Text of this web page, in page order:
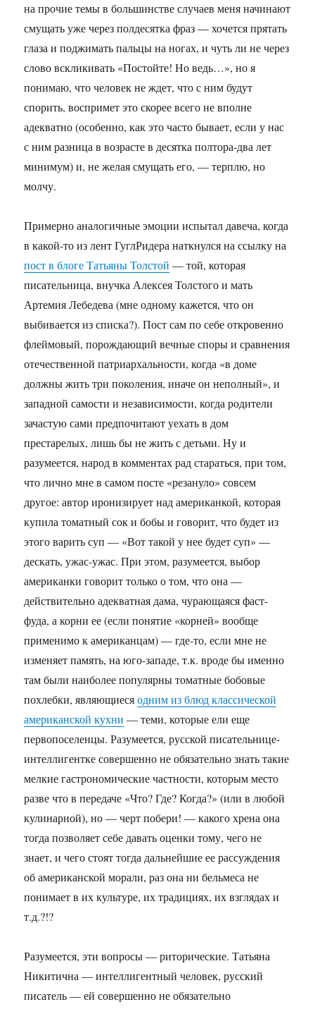
на прочие темы в большинстве случаев меня начинают
смущать уже через полдесятка фраз — хочется прятать
глаза и поджимать пальцы на ногах, и чуть ли не через
слово вскликивать «Постойте! Но ведь…», но я
понимаю, что человек не ждет, что с ним будут
спорить, воспримет это скорее всего не вполне
адекватно (особенно, как это часто бывает, если у нас
с ним разница в возрасте в десятка полтора-два лет
минимум) и, не желая смущать его, — терплю, но
молчу.
Примерно аналогичные эмоции испытал давеча, когда
в какой-то из лент ГуглРидера наткнулся на ссылку на
пост в блоге Татьяны Толстой — той, которая
писательница, внучка Алексея Толстого и мать
Артемия Лебедева (мне одному кажется, что он
выбивается из списка?). Пост сам по себе откровенно
флеймовый, порождающий вечные споры и сравнения
отечественной патриархальности, когда «в доме
должны жить три поколения, иначе он неполный», и
западной самости и независимости, когда родители
зачастую сами предпочитают уехать в дом
престарелых, лишь бы не жить с детьми. Ну и
разумеется, народ в комментах рад стараться, при том,
что лично мне в самом посте «резануло» совсем
другое: автор иронизирует над американкой, которая
купила томатный сок и бобы и говорит, что будет из
этого варить суп — «Вот такой у нее будет суп» —
дескать, ужас-ужас. При этом, разумеется, выбор
американки говорит только о том, что она —
действительно адекватная дама, чурающаяся фаст-
фуда, а корни ее (если понятие «корней» вообще
применимо к американцам) — где-то, если мне не
изменяет память, на юго-западе, т.к. вроде бы именно
там были наиболее популярны томатные бобовые
похлебки, являющиесяодним из блюд классической
американской кухни — теми, которые ели еще
первопоселенцы. Разумеется, русской писательнице-
интеллигентке совершенно не обязательно знать такие
мелкие гастрономические частности, которым место
разве что в передаче «Что? Где? Когда?» (или в любой
кулинарной), но — черт побери! — какого хрена она
тогда позволяет себе давать оценки тому, чего не
знает, и чего стоят тогда дальнейшие ее рассуждения
об американской морали, раз она ни бельмеса не
понимает в их культуре, их традициях, их взглядах и
т.д.?!?
Разумеется, эти вопросы — риторические. Татьяна
Никитична — интеллигентный человек, русский
писатель — ей совершенно не обязательно